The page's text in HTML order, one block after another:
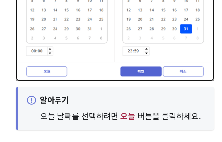
알아두기
오늘 날짜를 선택하려면 오늘 버튼을 클릭하세요.